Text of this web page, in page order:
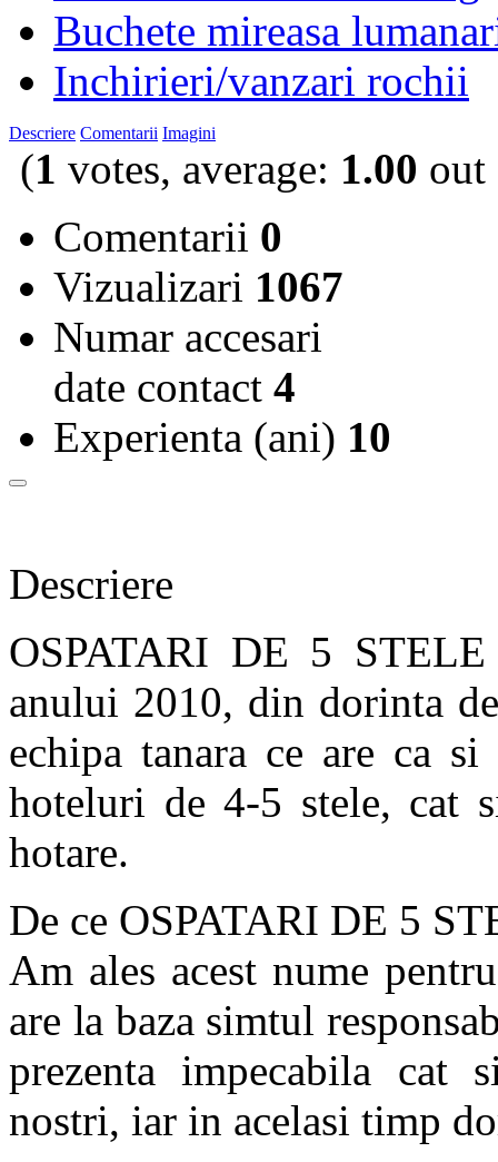
Buchete mireasa
Inchirieri/vanzari rochii
Descriere Comentarii Imagini
(1 votes, average: 1.00 out
Comentarii 0
Vizualizari 1067
Numar accesari
date contact 4
Experienta (ani) 10
Descriere
OSPATARI DE 5
anului 2010, din dorinta
echipa tanara ce are ca
hoteluri de 4-5 stele, cat
hotare.
De ce OSPATARI DE 5
Am ales acest nume
are la baza simtul
prezenta impecabila cat
nostri, iar in acelasi timp